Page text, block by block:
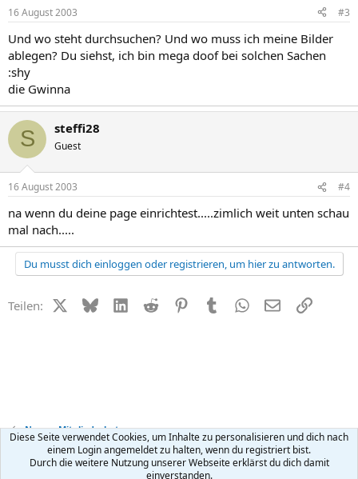
16 August 2003 #3
Und wo steht durchsuchen? Und wo muss ich meine Bilder
ablegen? Du siehst, ich bin mega doof bei solchen Sachen
:shy
die Gwinna
S steffi28
Guest
16 August 2003 #4
na wenn du deine page einrichtest.....zimlich weit unten schau
mal nach.....
Du musst dich einloggen oder registrieren, um hier zu antworten.
Teilen: X (Twitter)
BlueskyLinkedIn
Reddit PinterestTumblr WhatsApp
E-MailLink
News + Mitgliederbetreuung
Kontakt Nutzungsbedingungen Datenschutz Hilfe
R
Diese Seite verwendet Cookies, um Inhalte zu personalisieren und dich nach
einem Login angemeldet zu halten, wenn du registriert bist.
Durch die weitere Nutzung unserer Webseite erklärst du dich damit
einverstanden.